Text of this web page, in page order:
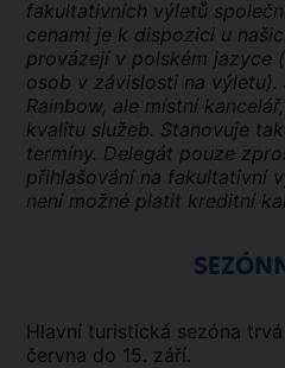
fakultativních výletů
cenami je k dispozici u
provázejí v polském jazyce
osob v závislosti na
Rainbow, ale místní
kvalitu služeb. Stanovuje
termíny. Delegát pouze
přihlašování na fakultativní
není možné platit kreditní
Hlavní turistická sezóna
června do 15. září.